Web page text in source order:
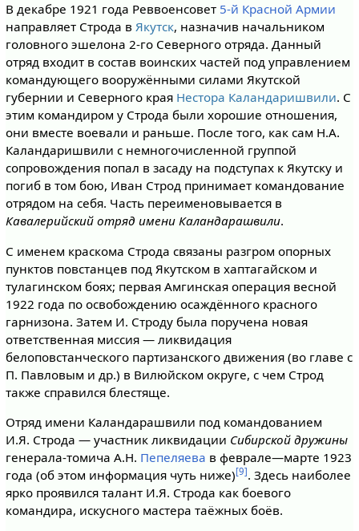
В декабре 1921 года Реввоенсовет 5-й Красной Армии
направляет Строда в Якутск, назначив начальником
головного эшелона 2-го Северного отряда. Данный
отряд входит в состав воинских частей под управлением
командующего вооружёнными силами Якутской
губернии и Северного края Нестора Каландаришвили. С
этим командиром у Строда были хорошие отношения,
они вместе воевали и раньше. После того, как сам Н.А.
Каландаришвили с немногочисленной группой
сопровождения попал в засаду на подступах к Якутску и
погиб в том бою, Иван Строд принимает командование
отрядом на себя. Часть переименовывается в
Кавалерийский отряд имени Каландарашвили.
С именем краскома Строда связаны разгром опорных
пунктов повстанцев под Якутском в хаптагайском и
тулагинском боях; первая Амгинская операция весной
1922 года по освобождению осаждённого красного
гарнизона. Затем И. Строду была поручена новая
ответственная миссия — ликвидация
белоповстанческого партизанского движения (во главе с
П. Павловым и др.) в Вилюйском округе, с чем Строд
также справился блестяще.
Отряд имени Каландарашвили под командованием
И.Я. Строда — участник ликвидации Сибирской дружины
генерала-томича А.Н. Пепеляева в феврале—марте 1923
года (об этом информация чуть ниже)[9]. Здесь наиболее
ярко проявился талант И.Я. Строда как боевого
командира, искусного мастера таёжных боёв.